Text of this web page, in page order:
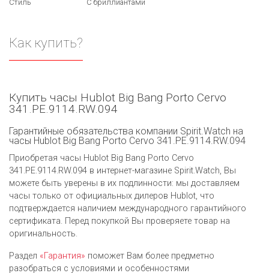
Стиль С бриллиантами
Как купить?
Купить часы Hublot Big Bang Porto Cervo
341.PE.9114.RW.094
Гарантийные обязательства компании Spirit.Watch на
часы Hublot Big Bang Porto Cervo 341.PE.9114.RW.094
Приобретая часы Hublot Big Bang Porto Cervo
341.PE.9114.RW.094 в интернет-магазине Spirit.Watch, Вы
можете быть уверены в их подлинности: мы доставляем
часы только от официальных дилеров Hublot, что
подтверждается наличием международного гарантийного
сертификата. Перед покупкой Вы проверяете товар на
оригинальность.
Раздел «Гарантия» поможет Вам более предметно
разобраться с условиями и особенностями